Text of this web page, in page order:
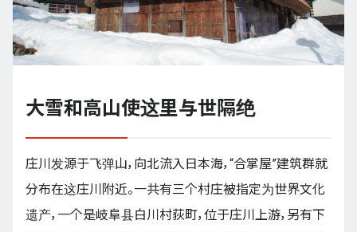
大雪和高山使这里与世隔绝
庄川发源于飞弹山，向北流入日本海，“合掌屋”建筑群就
分布在这庄川附近。一共有三个村庄被指定为世界文化
遗产，一个是岐阜县白川村荻町，位于庄川上游，另有下